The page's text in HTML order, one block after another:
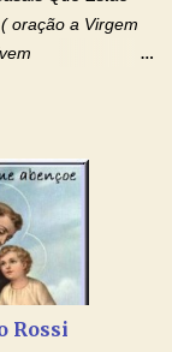
oração a Virgem
dos
Você está
nesta corrente
Jesus curar e
e Fé
que estão
no
Rossi